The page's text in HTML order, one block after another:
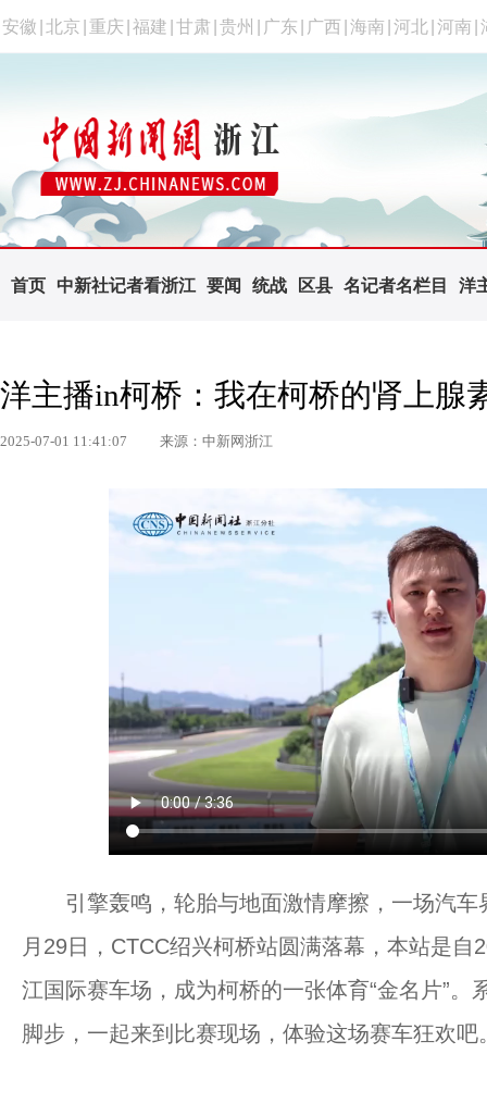
安徽 北京 重庆 福建 甘肃 贵州 广东 广西 海南 河北 河南
首页 中新社记者看浙江 要闻 统战 区县 名记者名栏目 洋
洋主播in柯桥：我在柯桥的肾上腺
2025-07-01 11:41:07 来源：中新网浙江
引擎轰鸣，轮胎与地面激情摩擦，一场汽车
月29日，CTCC绍兴柯桥站圆满落幕，本站是
江国际赛车场，成为柯桥的一张体育“金名片”
脚步，一起来到比赛现场，体验这场赛车狂欢